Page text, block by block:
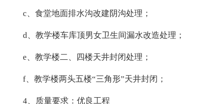
c、食堂地面排水沟改建阴沟处理；
d、教学楼车库顶男女卫生间漏水改造处理；
e、教学楼二、四楼天井封闭处理；
f、教学楼两头五楼“三角形”天井封闭；
4、质量要求：优良工程